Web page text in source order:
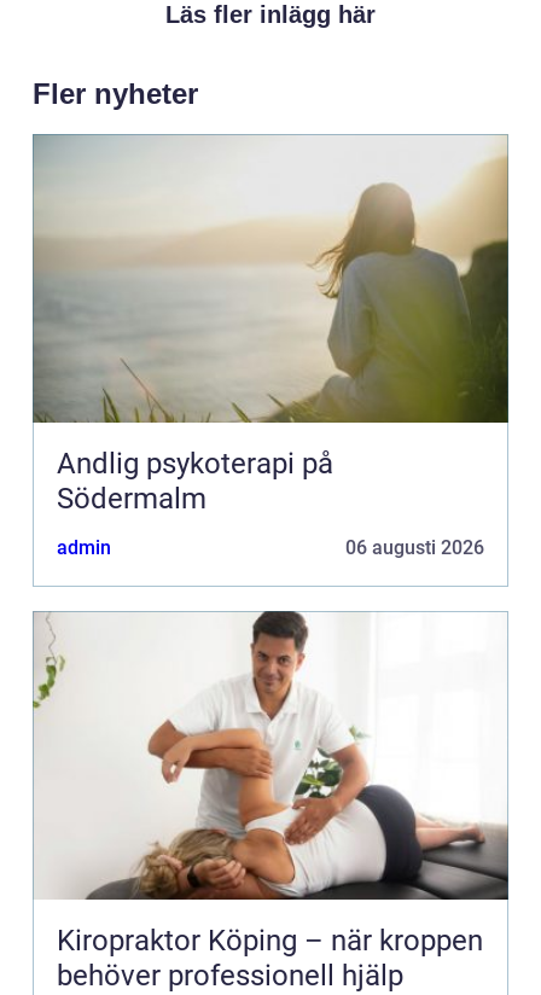
Läs fler inlägg här
Fler nyheter
Andlig psykoterapi på
Södermalm
admin 06 augusti 2026
Kiropraktor Köping – när kroppen
behöver professionell hjälp